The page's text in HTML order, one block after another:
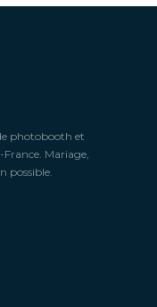
photobooth et
Mariage,
possible.